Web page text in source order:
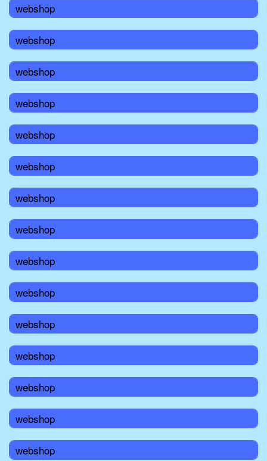
webshop
webshop
webshop
webshop
webshop
webshop
webshop
webshop
webshop
webshop
webshop
webshop
webshop
webshop
webshop